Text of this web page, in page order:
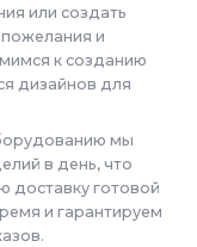
или создать
и
к созданию
дизайнов для
мы
в день, что
доставку готовой
и гарантируем